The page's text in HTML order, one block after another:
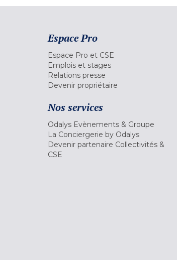
Espace Pro
Espace Pro et CSE
Emplois et stages
Relations presse
Devenir propriétaire
Nos services
Odalys Evènements & Groupe
La Conciergerie by Odalys
Devenir partenaire Collectivités &
CSE